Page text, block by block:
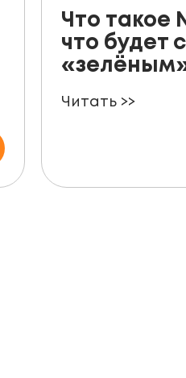
Что такое
что будет с
Читать >>